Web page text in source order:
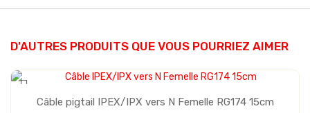
D'AUTRES PRODUITS QUE VOUS POURRIEZ AIMER
Câble pigtail IPEX/IPX vers N Femelle RG174 15cm